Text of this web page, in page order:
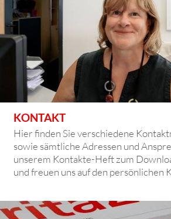
KONTAKT
Hier finden Sie verschiedene
sowie sämtliche Adressen und
unserem Kontakte-Heft zum
und freuen uns auf den persönlichen